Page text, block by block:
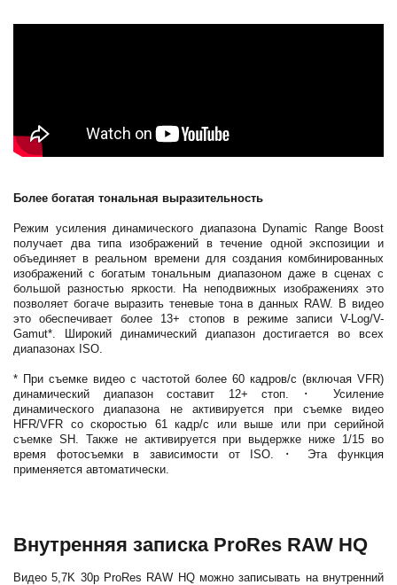
Более богатая тональная выразительность
Режим усиления динамического диапазона Dynamic Range Boost
получает два типа изображений в течение одной экспозиции и
объединяет в реальном времени для создания комбинированных
изображений с богатым тональным диапазоном даже в сценах с
большой разностью яркости. На неподвижных изображениях это
позволяет богаче выразить теневые тона в данных RAW. В видео
это обеспечивает более 13+ стопов в режиме записи V-Log/V-
Gamut*. Широкий динамический диапазон достигается во всех
диапазонах ISO.
* При съемке видео с частотой более 60 кадров/с (включая VFR)
динамический диапазон составит 12+ стоп. ･ Усиление
динамического диапазона не активируется при съемке видео
HFR/VFR со скоростью 61 кадр/с или выше или при серийной
съемке SH. Также не активируется при выдержке ниже 1/15 во
время фотосъемки в зависимости от ISO. ･ Эта функция
применяется автоматически.
Внутренняя записка ProRes RAW HQ
Видео 5,7K 30p ProRes RAW HQ можно записывать на внутренний